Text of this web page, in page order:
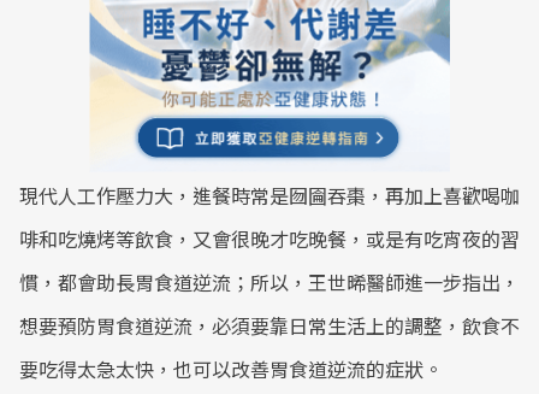
現代人工作壓力大，進餐時常是囫圇吞棗，再加上喜歡喝咖
啡和吃燒烤等飲食，又會很晚才吃晚餐，或是有吃宵夜的習
慣，都會助長胃食道逆流；所以，王世晞醫師進一步指出，
想要預防胃食道逆流，必須要靠日常生活上的調整，飲食不
要吃得太急太快，也可以改善胃食道逆流的症狀。